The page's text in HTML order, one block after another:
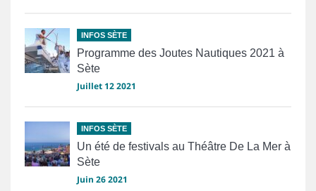
INFOS SÈTE
Programme des Joutes Nautiques 2021 à
Sète
Juillet 12 2021
INFOS SÈTE
Un été de festivals au Théâtre De La Mer à
Sète
Juin 26 2021